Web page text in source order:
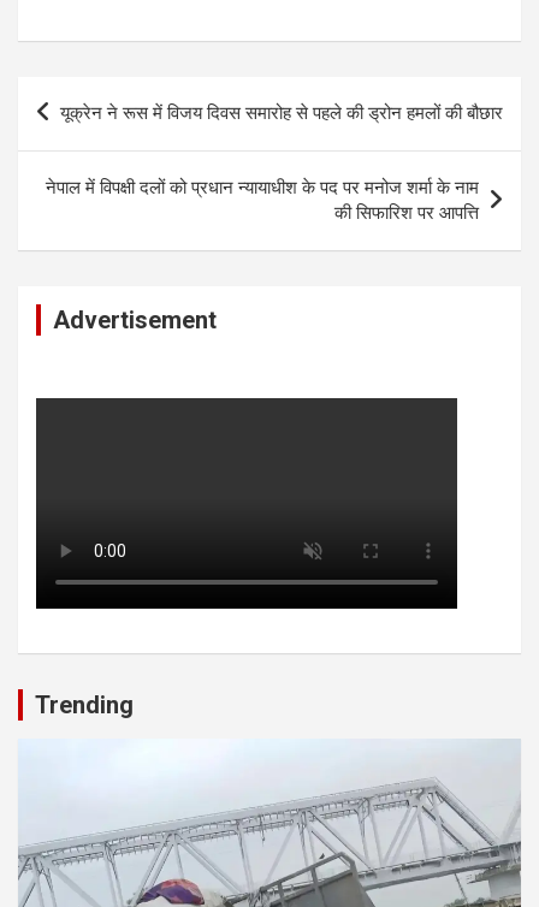
Post
navigation
यूक्रेन ने रूस में विजय दिवस समारोह से पहले की ड्रोन हमलों की बौछार
नेपाल में विपक्षी दलों को प्रधान न्यायाधीश के पद पर मनोज शर्मा के नाम
की सिफारिश पर आपत्ति
Advertisement
Trending